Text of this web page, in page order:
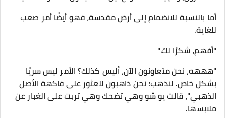
أما بالنسبة للانضمام إلى أرض مقدسة، فهو أيضًا أمر صعب
للغاية.
"أفهم، شكرًا لك."
"هههه، نحن متعاونون الآن، أليس كذلك؟ الأمر ليس سريًا
بشكل خاص. لنذهب؛ نحن ذاهبون للعثور على فاكهة الأصل
الذهبي"، قالت يو شو وهي تضحك وهي تربت على الغبار عن
ملابسها.